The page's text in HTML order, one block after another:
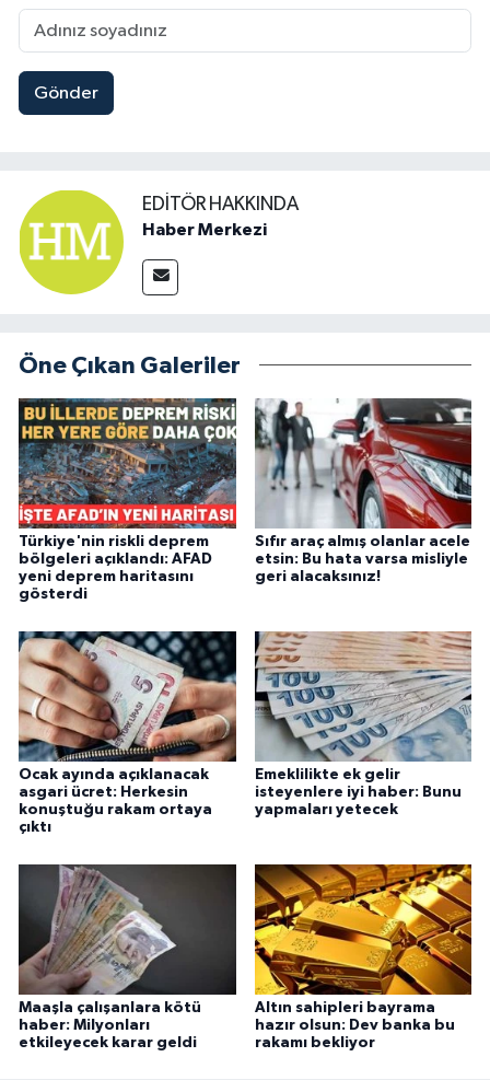
Gönder
EDITÖR HAKKINDA
Haber Merkezi
Öne Çıkan Galeriler
Türkiye'nin riskli deprem
bölgeleri açıklandı: AFAD
yeni deprem haritasını
gösterdi
Sıfır araç almış olanlar acele
etsin: Bu hata varsa misliyle
geri alacaksınız!
Ocak ayında açıklanacak
asgari ücret: Herkesin
konuştuğu rakam ortaya
çıktı
Emeklilikte ek gelir
isteyenlere iyi haber: Bunu
yapmaları yetecek
Maaşla çalışanlara kötü
haber: Milyonları
etkileyecek karar geldi
Altın sahipleri bayrama
hazır olsun: Dev banka bu
rakamı bekliyor